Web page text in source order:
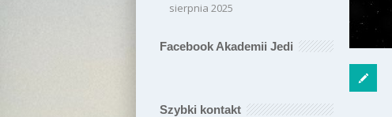
sierpnia 2025
Facebook Akademii Jedi
Szybki kontakt